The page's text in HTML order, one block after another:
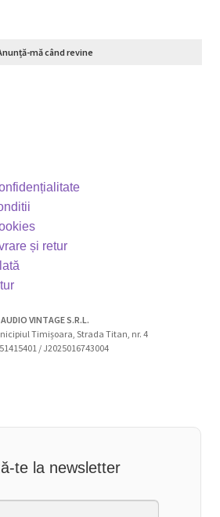
mă când revine
și retur
AUDIO VINTAGE S.R.L.
Timișoara, Strada Titan, nr. 4
/ J2025016743004
te la newsletter